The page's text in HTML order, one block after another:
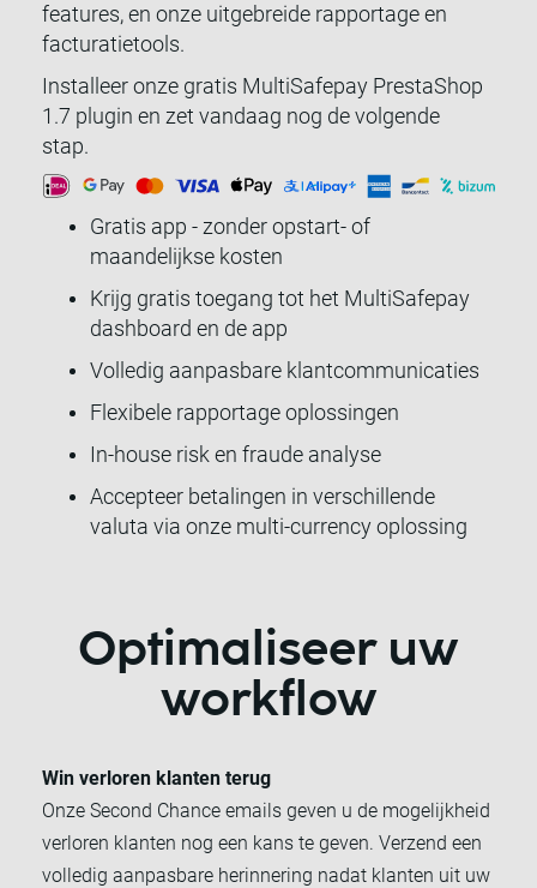
features, en onze uitgebreide rapportage en
facturatietools.
Installeer onze gratis MultiSafepay PrestaShop
1.7 plugin en zet vandaag nog de volgende
stap.
Gratis app - zonder opstart- of
maandelijkse kosten
Krijg gratis toegang tot het MultiSafepay
dashboard en de app
Volledig aanpasbare klantcommunicaties
Flexibele rapportage oplossingen
In-house risk en fraude analyse
Accepteer betalingen in verschillende
valuta via onze multi-currency oplossing
Optimaliseer uw
workflow
Win verloren klanten terug
Onze Second Chance emails geven u de mogelijkheid
verloren klanten nog een kans te geven. Verzend een
volledig aanpasbare herinnering nadat klanten uit uw